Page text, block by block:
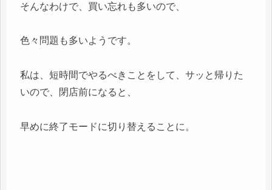
そんなわけで、買い忘れも多いので、
色々問題も多いようです。
私は、短時間でやるべきことをして、サッと帰りた
いので、閉店前になると、
早めに終了モードに切り替えることに。